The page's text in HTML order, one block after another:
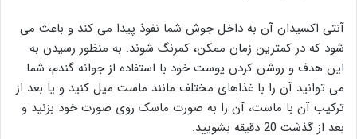
آنتی اکسیدان آن به داخل جوش شما نفوذ پیدا می کند و باعث می
شود که در کمترین زمان ممکن، کمرنگ شوند. به منظور رسیدن به
این هدف و روشن کردن پوست خود با استفاده از جوانه گندم، شما
می توانید آن را با غذاهای مختلف مانند ماست میل کنید و یا بعد از
ترکیب آن با ماست، آن را به صورت ماسک روی صورت خود بزنید و
بعد از گذشت 20 دقیقه بشویید.